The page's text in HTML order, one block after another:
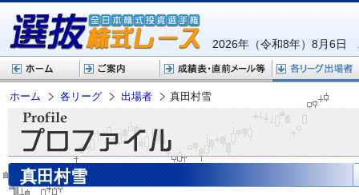
2026年（令和8年）8月6日
ホーム 各リーグ 出場者 真田村雪
真田村雪